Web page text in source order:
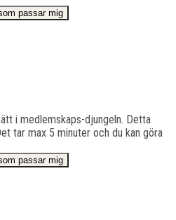
passar mig
i medlemskaps-djungeln. Detta
tar max 5 minuter och du kan göra
passar mig